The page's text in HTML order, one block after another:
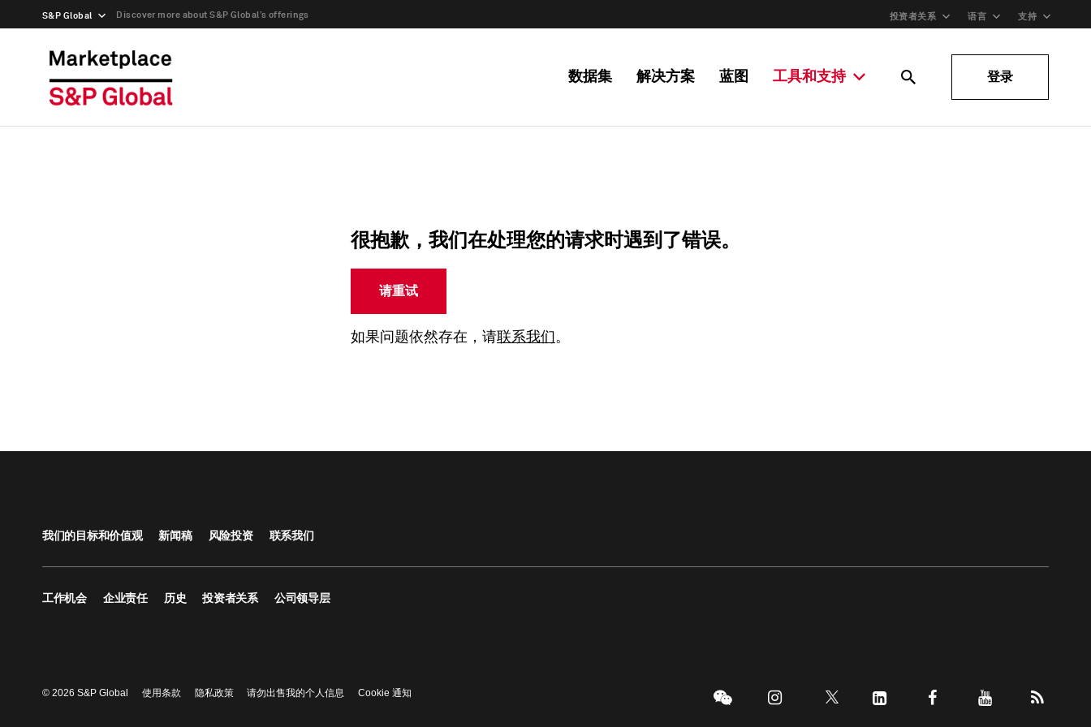
S&P Global Discover more about S&P Global’s offerings 投资者关系 语言 支持
数据集 解决方案 蓝图 工具和支持 登录
很抱歉，我们在处理您的请求时遇到了错误。
请重试
如果问题依然存在，请联系我们 。
我们的目标和价值观 新闻稿 风险投资 联系我们
工作机会 企业责任 历史 投资者关系 公司领导层
© 2026 S&P Global 使用条款 隐私政策 请勿出售我的个人信息 Cookie 通知